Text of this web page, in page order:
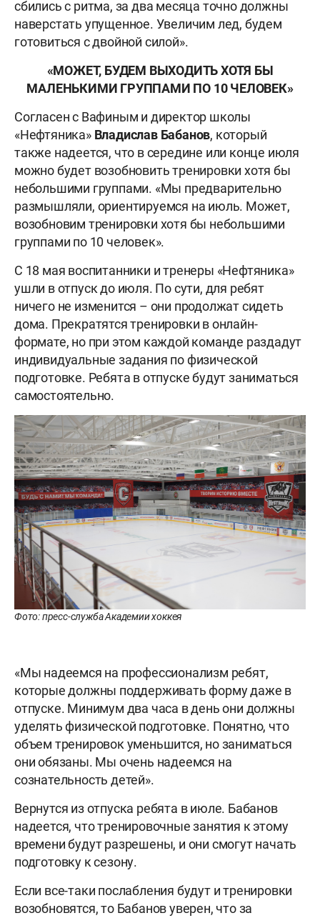
сбились с ритма, за два месяца точно должны
наверстать упущенное. Увеличим лед, будем
готовиться с двойной силой».
«МОЖЕТ, БУДЕМ ВЫХОДИТЬ ХОТЯ БЫ
МАЛЕНЬКИМИ ГРУППАМИ ПО 10 ЧЕЛОВЕК»
Согласен с Вафиным и директор школы
«Нефтяника» Владислав Бабанов, который
также надеется, что в середине или конце июля
можно будет возобновить тренировки хотя бы
небольшими группами. «Мы предварительно
размышляли, ориентируемся на июль. Может,
возобновим тренировки хотя бы небольшими
группами по 10 человек».
С 18 мая воспитанники и тренеры «Нефтяника»
ушли в отпуск до июля. По сути, для ребят
ничего не изменится – они продолжат сидеть
дома. Прекратятся тренировки в онлайн-
формате, но при этом каждой команде раздадут
индивидуальные задания по физической
подготовке. Ребята в отпуске будут заниматься
самостоятельно.
Фото: пресс-служба Академии хоккея
«Мы надеемся на профессионализм ребят,
которые должны поддерживать форму даже в
отпуске. Минимум два часа в день они должны
уделять физической подготовке. Понятно, что
объем тренировок уменьшится, но заниматься
они обязаны. Мы очень надеемся на
сознательность детей».
Вернутся из отпуска ребята в июле. Бабанов
надеется, что тренировочные занятия к этому
времени будут разрешены, и они смогут начать
подготовку к сезону.
Если все-таки послабления будут и тренировки
возобновятся, то Бабанов уверен, что за